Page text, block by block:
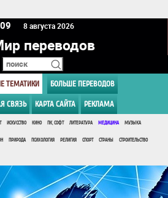
8 августа 2026
переводов
ТЕМАТИКИ БОЛЬШЕ ПЕРЕВОДОВ
СВЯЗЬ КАРТА САЙТА РЕКЛАМА
ИСКУССТВО КИНО ПК, СОФТ ЛИТЕРАТУРА МЕДИЦИНА МУЗЫКА
ПРИРОДА ПСИХОЛОГИЯ РЕЛИГИЯ СПОРТ СТРАНЫ СТРОИТЕЛЬСТВО